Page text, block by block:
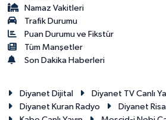
Namaz Vakitleri
Trafik Durumu
Puan Durumu ve Fikstür
Tüm Manşetler
Son Dakika Haberleri
Diyanet Dijital Diyanet TV Canlı
Diyanet Kuran Radyo
Diyanet
Erzurum Müftülüğü
Eskişehir Müftülüğü
Giresun Müftülüğü